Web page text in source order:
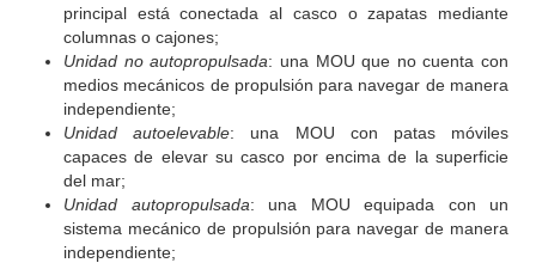
principal está conectada al casco o zapatas mediante
columnas o cajones;
Unidad no autopropulsada: una MOU que no cuenta con
medios mecánicos de propulsión para navegar de manera
independiente;
Unidad autoelevable: una MOU con patas móviles
capaces de elevar su casco por encima de la superficie
del mar;
Unidad autopropulsada: una MOU equipada con un
sistema mecánico de propulsión para navegar de manera
independiente;